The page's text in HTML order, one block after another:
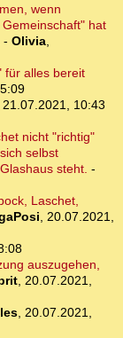
wenn
hat
- Olivia
für alles bereit
21.07.2021, 10:43
nicht "richtig"
selbst
steht. -
Laschet,
20.07.2021,
auszugehen,
20.07.2021,
, 20.07.2021,